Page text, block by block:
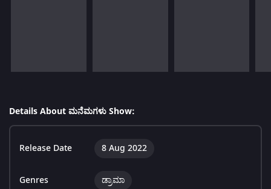
Details About ಮನೆಮಗಳು Show:
Release Date 8 Aug 2022
Genres ಡ್ರಾಮಾ